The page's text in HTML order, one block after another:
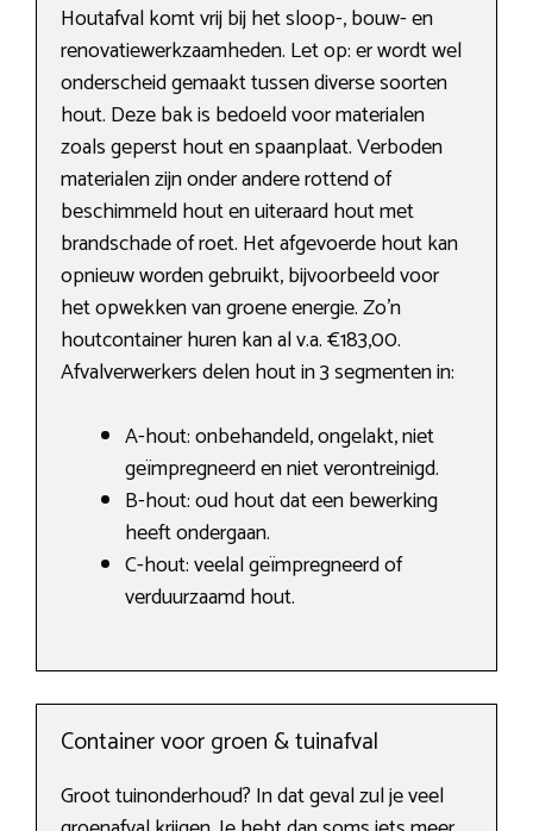
Houtafval komt vrij bij het sloop-, bouw- en
renovatiewerkzaamheden. Let op: er wordt wel
onderscheid gemaakt tussen diverse soorten
hout. Deze bak is bedoeld voor materialen
zoals geperst hout en spaanplaat. Verboden
materialen zijn onder andere rottend of
beschimmeld hout en uiteraard hout met
brandschade of roet. Het afgevoerde hout kan
opnieuw worden gebruikt, bijvoorbeeld voor
het opwekken van groene energie. Zo’n
houtcontainer huren kan al v.a. €183,00.
Afvalverwerkers delen hout in 3 segmenten in:
A-hout: onbehandeld, ongelakt, niet
geïmpregneerd en niet verontreinigd.
B-hout: oud hout dat een bewerking
heeft ondergaan.
C-hout: veelal geïmpregneerd of
verduurzaamd hout.
Container voor groen & tuinafval
Groot tuinonderhoud? In dat geval zul je veel